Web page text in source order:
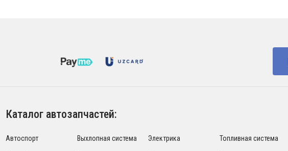
Каталог автозапчастей:
Автоспорт Выхлопная система Электрика Топливная система